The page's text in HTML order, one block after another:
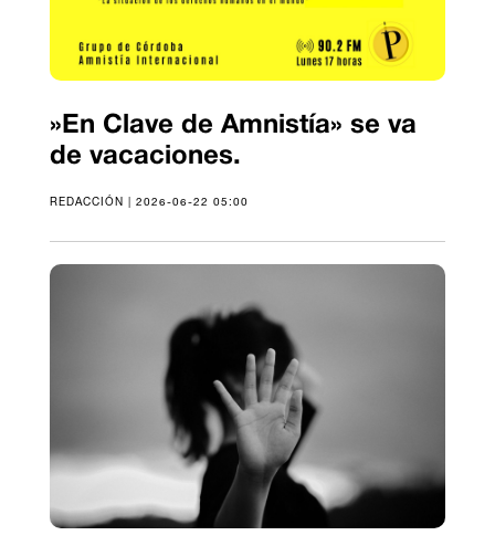
»En Clave de Amnistía» se va
de vacaciones.
REDACCIÓN | 2026-06-22 05:00